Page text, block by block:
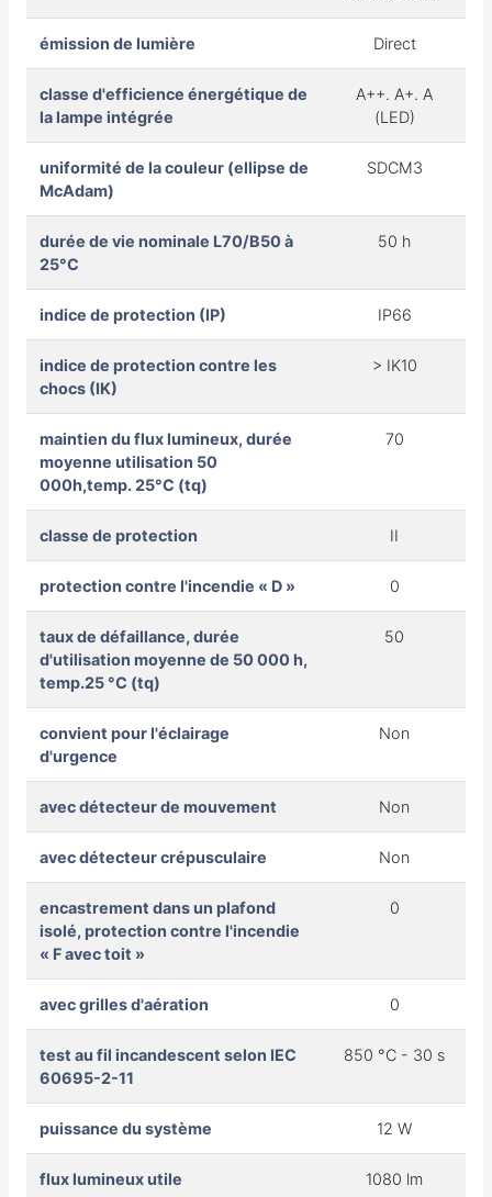
émission de lumière Direct
classe d'efficience énergétique de
la lampe intégrée
A++. A+. A
(LED)
uniformité de la couleur (ellipse de
McAdam)
SDCM3
durée de vie nominale L70/B50 à
25°C
50 h
indice de protection (IP) IP66
indice de protection contre les
chocs (IK)
> IK10
maintien du flux lumineux, durée
moyenne utilisation 50
000h,temp. 25°C (tq)
70
classe de protection II
protection contre l'incendie « D » 0
taux de défaillance, durée
d'utilisation moyenne de 50 000 h,
temp.25 °C (tq)
50
convient pour l'éclairage
d'urgence
Non
avec détecteur de mouvement Non
avec détecteur crépusculaire Non
encastrement dans un plafond
isolé, protection contre l'incendie
« F avec toit »
0
avec grilles d'aération 0
test au fil incandescent selon IEC
60695-2-11
850 °C - 30 s
puissance du système 12 W
flux lumineux utile 1080 lm